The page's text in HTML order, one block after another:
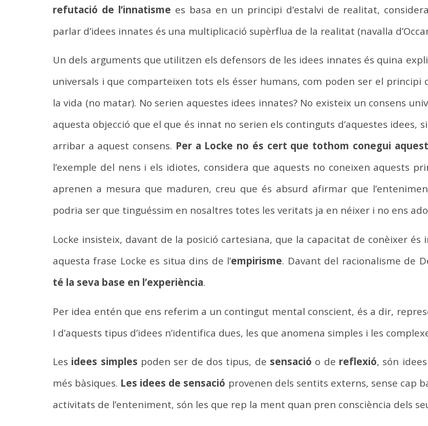
refutació de l’innatisme es basa en un principi d’estalvi de realitat,
parlar d’idees innates és una multiplicació supèrflua de la realitat (navalla
Un dels arguments que utilitzen els defensors de les idees innates és quina
universals i que comparteixen tots els ésser humans, com poden ser el
la vida (no matar). No serien aquestes idees innates? No existeix un consens
aquesta objecció que el que és innat no serien els continguts d’aquestes idees,
arribar a aquest consens. Per a Locke no és cert que tothom conegui
l’exemple del nens i els idiotes, considera que aquests no coneixen aquests
aprenen a mesura que maduren, creu que és absurd afirmar que
podria ser que tinguéssim en nosaltres totes les veritats ja en néixer i no ens
Locke insisteix, davant de la posició cartesiana, que la capacitat de conèixer
aquesta frase Locke es situa dins de l’empirisme. Davant del racionalisme de
té la seva base en l’experiència.
Per idea entén que ens referim a un contingut mental conscient, és a dir,
I d’aquests tipus d’idees n’identifica dues, les que anomena simples i les
Les idees simples poden ser de dos tipus, de sensació o de reflexió, són
més bàsiques. Les idees de sensació provenen dels sentits externs, sense cap
activitats de l’enteniment, són les que rep la ment quan pren consciència dels